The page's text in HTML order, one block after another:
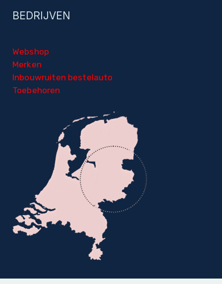
BEDRIJVEN
Webshop
Merken
Inbouwruiten bestelauto
Toebehoren